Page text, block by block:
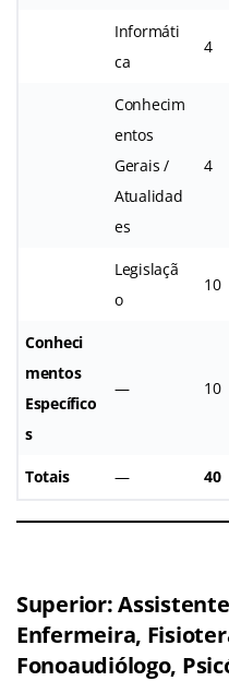
Informáti
ca
4
Conhecim
entos
Gerais /
Atualidad
es
4
Legislaçã
o
10
Conheci
mentos
Específico
s
— 10
Totais — 40
Superior:
Enfermeira,
Fonoaudiólogo,